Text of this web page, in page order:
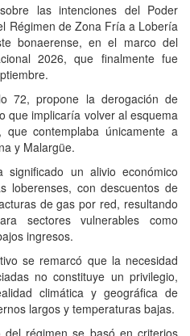
las intenciones del Poder
Régimen de Zona Fría a Lobería
bonaerense, en el marco del
2026, que finalmente fue
72, propone la derogación de
que implicaría volver al esquema
contemplaba únicamente a
y Malargüe.
un alivio económico
loberenses, con descuentos de
de gas por red, resultando
sectores vulnerables como
ingresos.
se remarcó que la necesidad
no constituye un privilegio,
climática y geográfica de
largos y temperaturas bajas.
régimen se basó en criterios